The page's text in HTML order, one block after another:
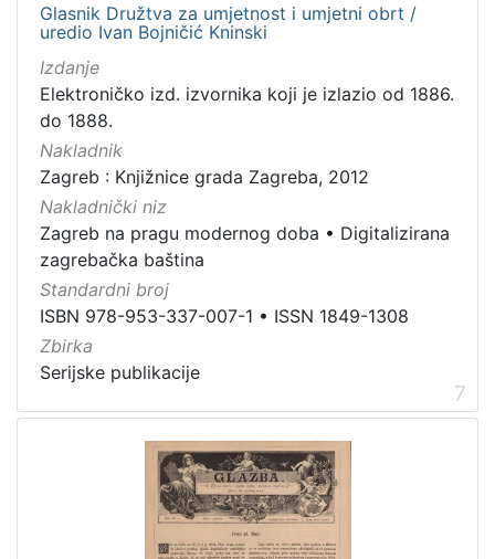
Glasnik Družtva za umjetnost i umjetni obrt /
uredio Ivan Bojničić Kninski
Izdanje
Elektroničko izd. izvornika koji je izlazio od 1886.
do 1888.
Nakladnik
Zagreb : Knjižnice grada Zagreba, 2012
Nakladnički niz
Zagreb na pragu modernog doba • Digitalizirana
zagrebačka baština
Standardni broj
ISBN 978-953-337-007-1 • ISSN 1849-1308
Zbirka
Serijske publikacije
7